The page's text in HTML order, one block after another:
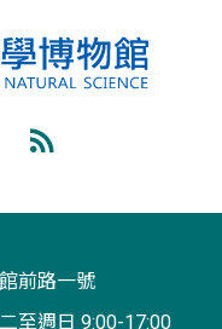
閱
前路一號
至週日 9:00-17:00